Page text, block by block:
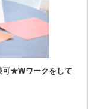
可★Wワークをして